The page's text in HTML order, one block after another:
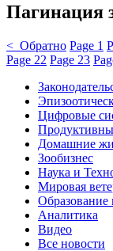
Пагинация
< Обратно Page 1
Page 22 Page 23
Цифровые
Домашние
Зообизнес
Наука и
Мировая
Образование
Аналитика
Видео
Все новости